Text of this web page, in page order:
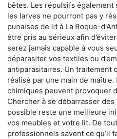
bêtes. Les répulsifs
les larves ne pourront pas y
punaises de lit à La Roque-
être pris au sérieux afin
serez jamais capable à vous
déparasiter vos textiles ou
antiparasitaires. Un traitement
réalisé par une main de
chimiques peuvent provoquer
Chercher à se débarrasser
possible reste une meilleure
vos meubles et votre lit. De
professionnels savent ce qu’il